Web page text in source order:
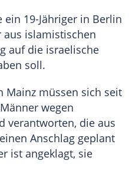
ein 19-Jähriger in Berlin
islamistischen
auf die israelische
soll.
Mainz müssen sich seit
wegen
verantworten, die aus
Anschlag geplant
ist angeklagt, sie